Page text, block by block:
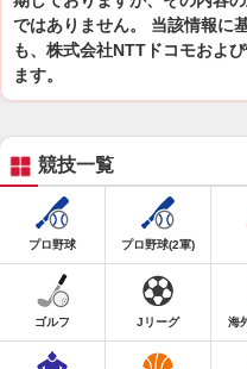
ではありません。 当該情報に
も、株式会社NTTドコモおよ
ます。
競技一覧
プロ野球 プロ野球(2軍)
ゴルフ Jリーグ 海